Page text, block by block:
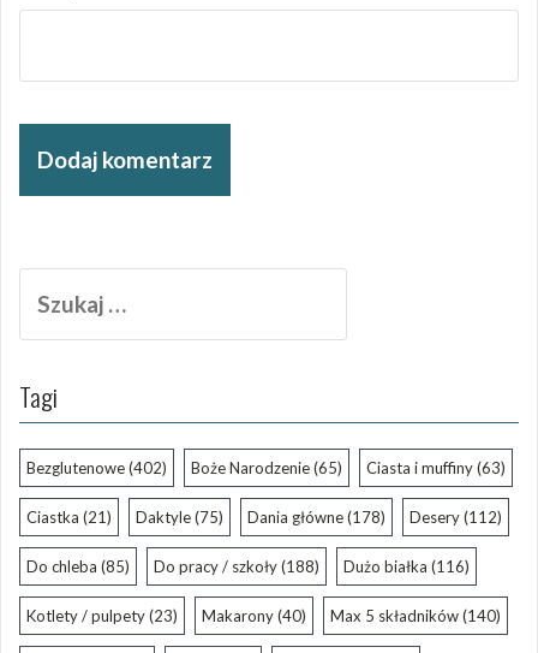
Tagi
Bezglutenowe(402) Boże Narodzenie(65) Ciasta i muffiny(63)
Ciastka (21) Daktyle(75) Dania główne(178) Desery(112)
Do chleba (85) Do pracy / szkoły(188) Dużo białka (116)
Kotlety / pulpety(23) Makarony(40) Max 5 składników(140)